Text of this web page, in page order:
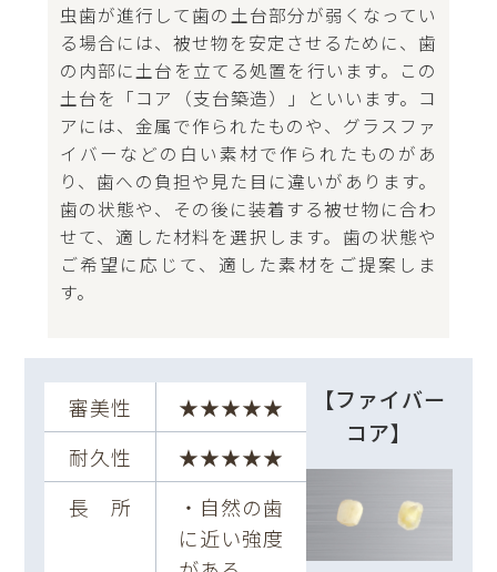
虫歯が進行して歯の土台部分が弱くなってい
る場合には、被せ物を安定させるために、歯
の内部に土台を立てる処置を行います。この
土台を「コア（支台築造）」といいます。コ
アには、金属で作られたものや、グラスファ
イバーなどの白い素材で作られたものがあ
り、歯への負担や見た目に違いがあります。
歯の状態や、その後に装着する被せ物に合わ
せて、適した材料を選択します。歯の状態や
ご希望に応じて、適した素材をご提案しま
す。
審美性
★★★★★
耐久性
★★★★★
長 所
・自然の歯
に近い強度
【ファイバー
コア】